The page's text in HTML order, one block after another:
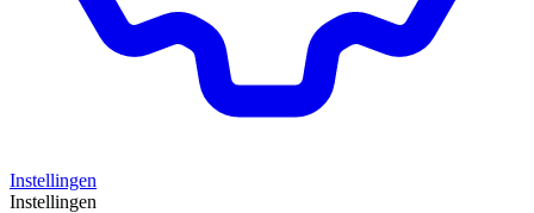
Instellingen
Instellingen